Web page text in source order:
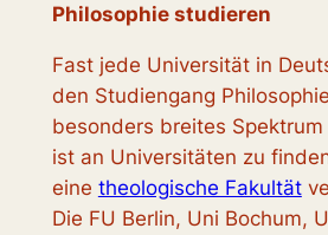
Philosophie studieren
Fast jede Universität in
den Studiengang
besonders breites
ist an Universitäten zu
eine theologische Fakultät
Die FU Berlin, Uni Bochum,